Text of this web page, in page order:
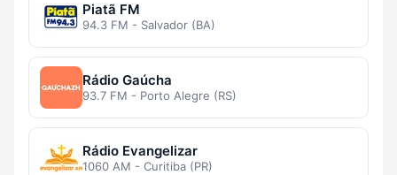
Piatã FM
94.3 FM - Salvador (BA)
Rádio Gaúcha
93.7 FM - Porto Alegre (RS)
Rádio Evangelizar
1060 AM - Curitiba (PR)